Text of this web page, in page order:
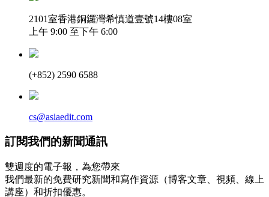
2101室香港銅鑼灣希慎道壹號14樓08室
上午 9:00 至下午 6:00
(+852) 2590 6588
cs@asiaedit.com
訂閱我們的新聞通訊
雙週度的電子報，為您帶來
我們最新的免費研究新聞和寫作資源（博客文章、視頻、線上
講座）和折扣優惠。